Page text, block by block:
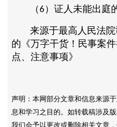
（6 ）证人未能出庭
来源于最高人民法
的《万字干货！民事案
点、注意事项》
声明：本网部分文章和信息来源
息和学习之目的。如转载稿涉及
我们会予以更改或删除相关文章，